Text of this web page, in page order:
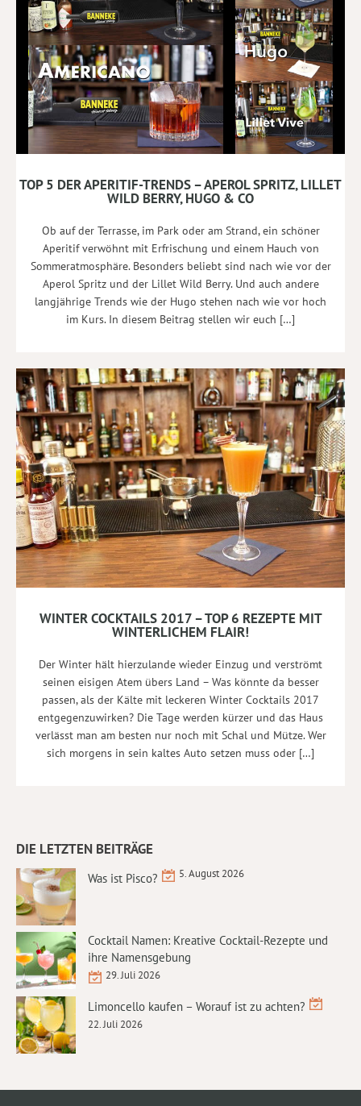
TOP 5 DER APERITIF-TRENDS – APEROL SPRITZ, LILLET
WILD BERRY, HUGO & CO
Ob auf der Terrasse, im Park oder am Strand, ein schöner
Aperitif verwöhnt mit Erfrischung und einem Hauch von
Sommeratmosphäre. Besonders beliebt sind nach wie vor der
Aperol Spritz und der Lillet Wild Berry. Und auch andere
langjährige Trends wie der Hugo stehen nach wie vor hoch
im Kurs. In diesem Beitrag stellen wir euch […]
WINTER COCKTAILS 2017 – TOP 6 REZEPTE MIT
WINTERLICHEM FLAIR!
Der Winter hält hierzulande wieder Einzug und verströmt
seinen eisigen Atem übers Land – Was könnte da besser
passen, als der Kälte mit leckeren Winter Cocktails 2017
entgegenzuwirken? Die Tage werden kürzer und das Haus
verlässt man am besten nur noch mit Schal und Mütze. Wer
sich morgens in sein kaltes Auto setzen muss oder […]
DIE LETZTEN BEITRÄGE
Was ist Pisco? 5. August 2026
Cocktail Namen: Kreative Cocktail-Rezepte und
ihre Namensgebung
29. Juli 2026
Limoncello kaufen – Worauf ist zu achten?
22. Juli 2026